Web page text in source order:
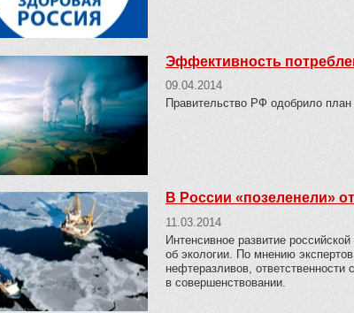
Эффективность
09.04.2014
Правительство РФ одобрило план
В России «позеленели»
11.03.2014
Интенсивное развитие
об экологии. По мнению
нефтеразливов, ответственности
в совершенствовании.